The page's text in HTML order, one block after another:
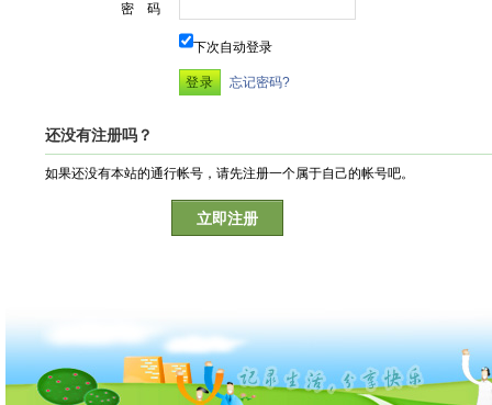
密 码
下次自动登录
忘记密码?
还没有注册吗？
如果还没有本站的通行帐号，请先注册一个属于自己的帐号吧。
立即注册